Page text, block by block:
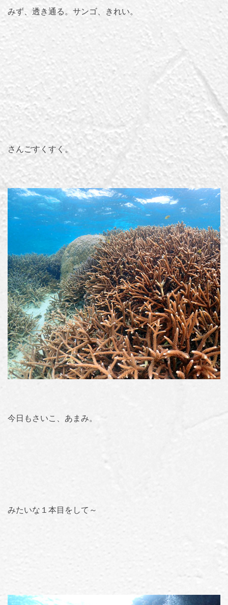
みず、透き通る。サンゴ、きれい。
さんごすくすく。
今日もさいこ、あまみ。
みたいな１本目をして～